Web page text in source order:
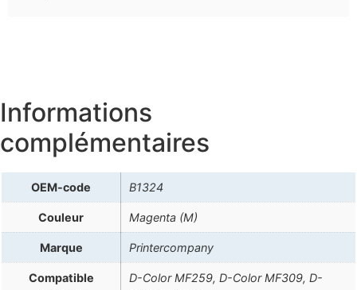
Informations
complémentaires
OEM-code B1324
Couleur Magenta (M)
Marque Printercompany
Compatible
D-Color MF259, D-Color MF309, D-